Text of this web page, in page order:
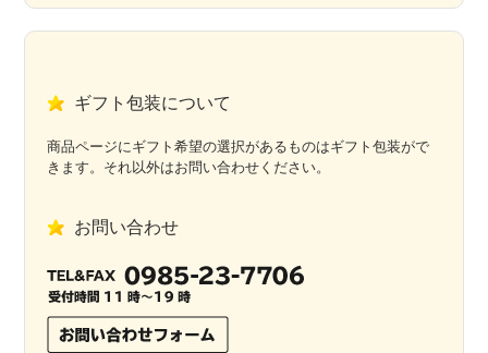
ギフト包装について
商品ページにギフト希望の選択があるものはギフト包装がで
きます。それ以外はお問い合わせください。
お問い合わせ